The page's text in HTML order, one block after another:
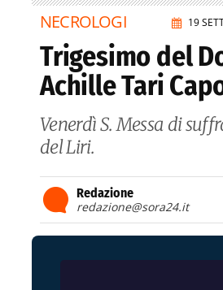
19
NECROLOGI
Trigesimo del
Achille Tari
Venerdì S. Messa di
del Liri.
Redazione
redazione@sora24.it